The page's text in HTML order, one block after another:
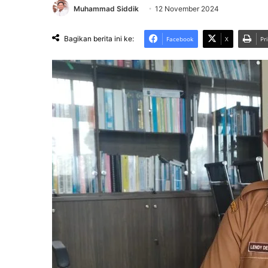
Muhammad Siddik 12 November 2024
Bagikan berita ini ke: Facebook X